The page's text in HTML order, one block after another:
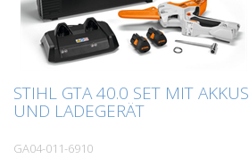
STIHL GTA 40.0 SET MIT AKKUS
UND LADEGERÄT
GA04-011-6910